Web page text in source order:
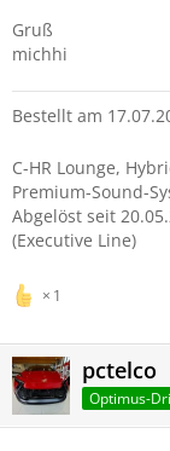
Gruß
michhi
Bestellt am
C-HR Lounge,
Premium-Sound-
Abgelöst seit
(Executive Line)
1
pctelco
Optimus-